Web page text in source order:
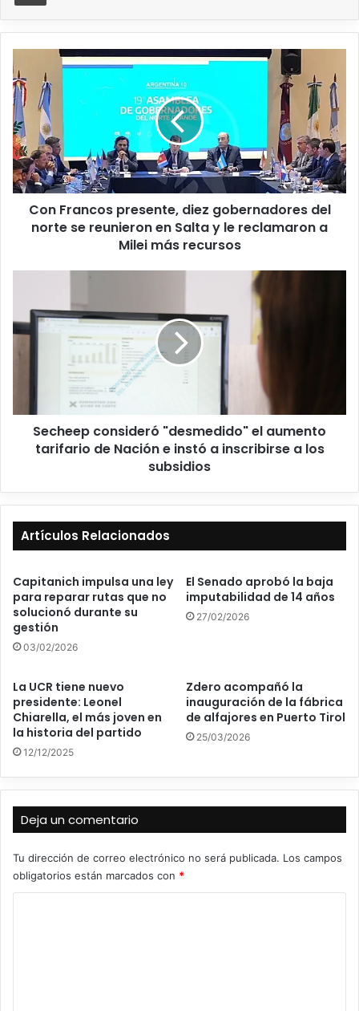
Con Francos presente, diez gobernadores del
norte se reunieron en Salta y le reclamaron a
Milei más recursos
Secheep consideró "desmedido" el aumento
tarifario de Nación e instó a inscribirse a los
subsidios
Artículos Relacionados
Capitanich impulsa una ley
para reparar rutas que no
solucionó durante su
gestión
03/02/2026
El Senado aprobó la baja
imputabilidad de 14 años
27/02/2026
La UCR tiene nuevo
presidente: Leonel
Chiarella, el más joven en
la historia del partido
12/12/2025
Zdero acompañó la
inauguración de la fábrica
de alfajores en Puerto Tirol
25/03/2026
Deja un comentario
Tu dirección de correo electrónico no será publicada. Los campos
obligatorios están marcados con *